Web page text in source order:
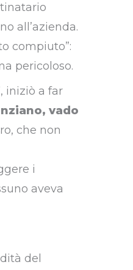
all’azienda.
compiuto”:
pericoloso.
iniziò a far
vado
che non
i
aveva
del